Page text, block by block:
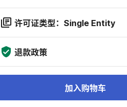
许可证类型：Single Entity
退款政策
加入购物车